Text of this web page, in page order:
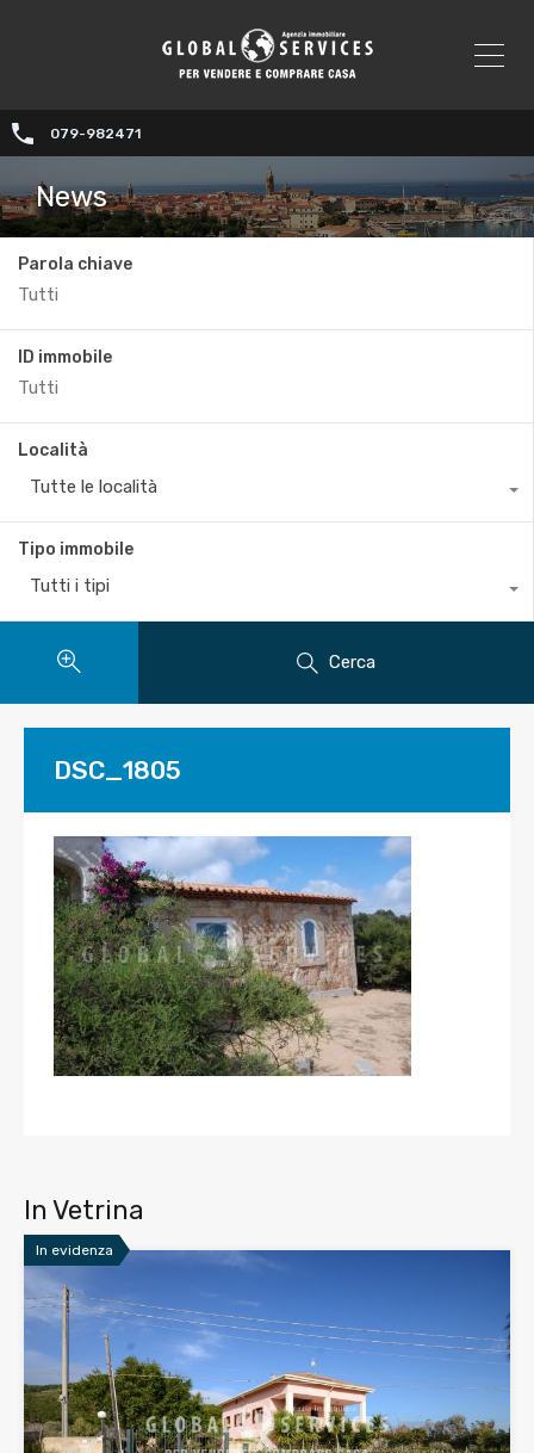
079-982471
News
Parola chiave
ID immobile
Località
Tutte le località
Tipo immobile
Tutti i tipi
Cerca
DSC_1805
In Vetrina
In evidenza